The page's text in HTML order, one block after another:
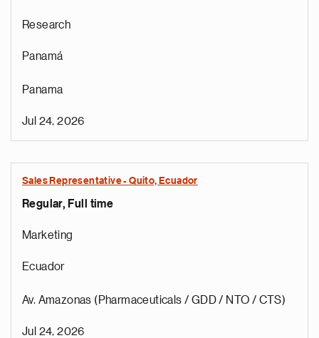
Research
Panamá
Panama
Jul 24, 2026
Sales Representative - Quito, Ecuador
Regular, Full time
Marketing
Ecuador
Av. Amazonas (Pharmaceuticals / GDD / NTO / CTS)
Jul 24, 2026